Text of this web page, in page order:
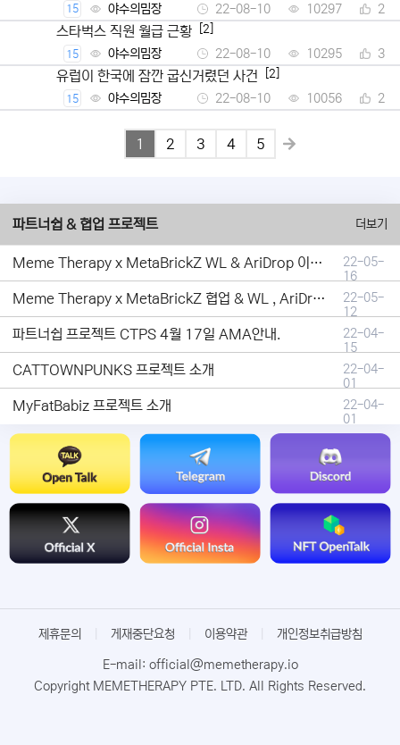
15 야수의밈장 22-08-10 10297 2
스타벅스 직원 월급 근황 [2]
15 야수의밈장 22-08-10 10295 3
유럽이 한국에 잠깐 굽신거렸던 사건 [2]
15 야수의밈장 22-08-10 10056 2
1 2 3 4 5
파트너쉽 & 협업 프로젝트 더보기
Meme Therapy x MetaBrickZ WL & AriDrop 이벤트 결과안내!
22-05-
16
Meme Therapy x MetaBrickZ 협업 & WL , AriDrop 이벤트 안내
22-05-
12
파트너쉽 프로젝트 CTPS 4월 17일 AMA안내.
22-04-
15
CATTOWNPUNKS 프로젝트 소개
22-04-
01
MyFatBabiz 프로젝트 소개
22-04-
01
제휴문의 게재중단요청 이용약관 개인정보취급방침
E-mail: official@memetherapy.io
Copyright MEMETHERAPY PTE. LTD. All Rights Reserved.